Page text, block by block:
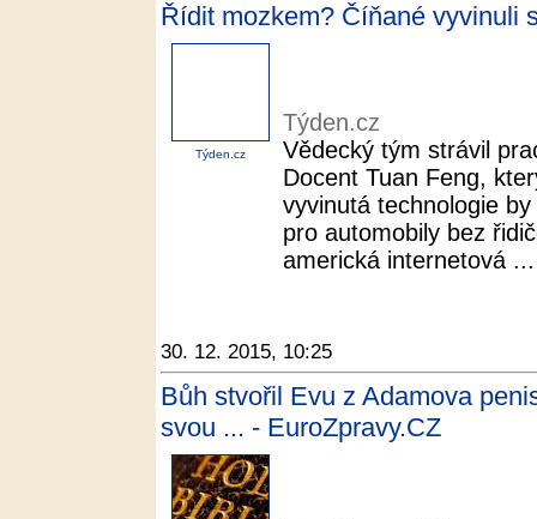
Řídit mozkem? Číňané vyvinuli
Týden.cz
Týden.cz
Vědecký tým strávil
Docent Tuan Feng,
vyvinutá technologie
pro automobily bez
americká internetová ...
30. 12. 2015, 10:25
Bůh stvořil Evu z Adamova
svou ... - EuroZpravy.CZ